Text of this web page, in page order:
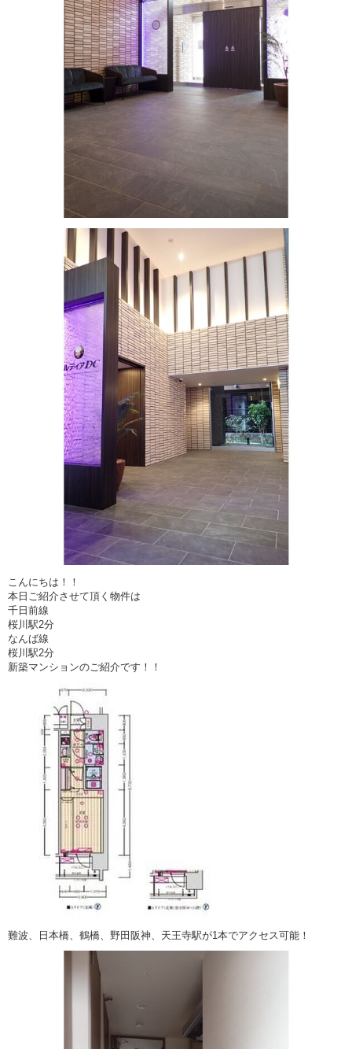
こんにちは！！
本日ご紹介させて頂く物件は
千日前線
桜川駅2分
なんば線
桜川駅2分
新築マンションのご紹介です！！
難波、日本橋、鶴橋、野田阪神、天王寺駅が1本でアクセス可能！